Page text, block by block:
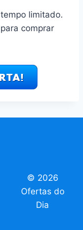
limitado.
comprar
© 2026
Ofertas do
Dia